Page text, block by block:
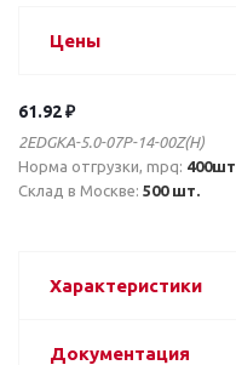
Цены
61.92 ₽
2EDGKA-5.0-07P-14-00Z(H)
Норма отгрузки, mpq: 400шт.
Склад в Москве: 500 шт.
Характеристики
Документация